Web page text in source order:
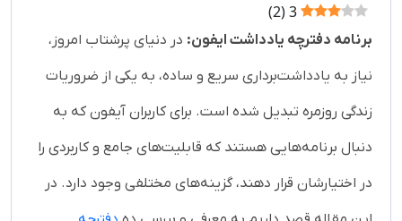
3
(
2
)
برنامه دفترچه یادداشت ایفون: در دنیای پرشتاب امروز،
نیاز به یادداشت‌برداری سریع و ساده، به یکی از ضروریات
زندگی روزمره تبدیل شده است. برای کاربران آیفون که به
دنبال برنامه‌هایی هستند که قابلیت‌های جامع و کاربردی را
در اختیارشان قرار دهند، گزینه‌های مختلفی وجود دارد. در